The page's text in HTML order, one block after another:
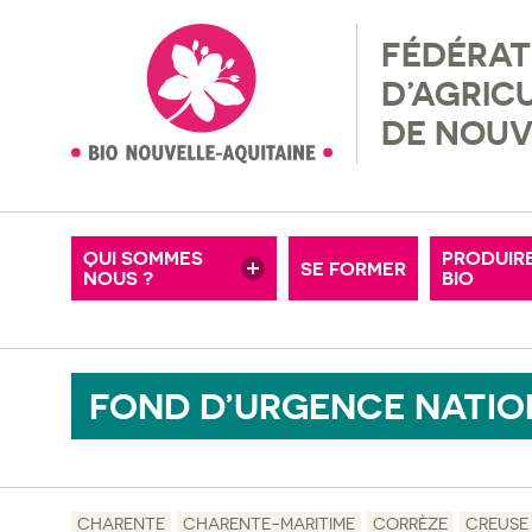
DE
MOTS-CLÉS
QUI SOMMES
NOUS ?
NOS ADHÉRENTS
MISSIONS & VALEURS
OFFRES D’EMPLOI
NOS PARTENAIRES SE FORMER
BIO
FOND D’URGENCE
CHARENTE CHARENTE-MARITIME CORRÈZE CREUSE